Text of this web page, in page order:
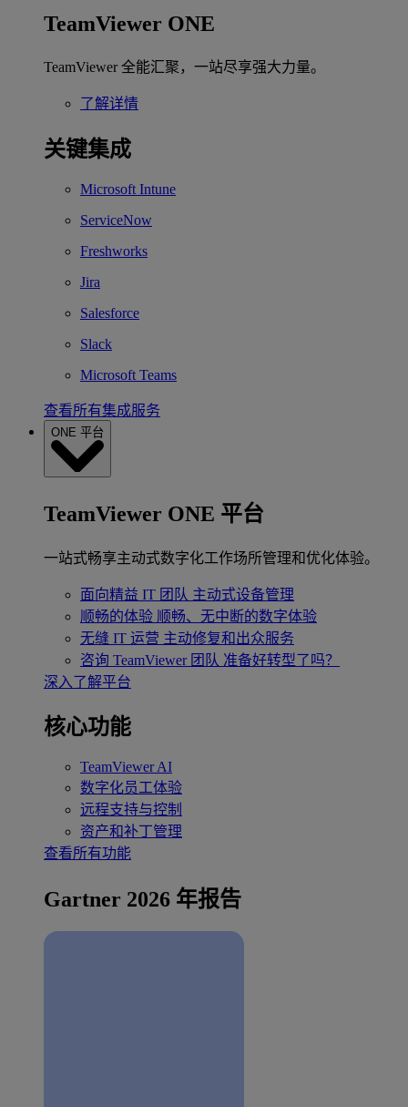
TeamViewer ONE
TeamViewer 全能汇聚，一站尽享强大力量。
了解详情
关键集成
Microsoft Intune
ServiceNow
Freshworks
Jira
Salesforce
Slack
Microsoft Teams
查看所有集成服务
ONE 平台
TeamViewer ONE 平台
一站式畅享主动式数字化工作场所管理和优化体验。
面向精益 IT 团队 主动式设备管理
顺畅的体验 顺畅、无中断的数字体验
无缝 IT 运营 主动修复和出众服务
咨询 TeamViewer 团队 准备好转型了吗？
深入了解平台
核心功能
TeamViewer AI
数字化员工体验
远程支持与控制
资产和补丁管理
查看所有功能
Gartner 2026 年报告